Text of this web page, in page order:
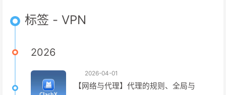
标签 - VPN
2026
2026-04-01
【网络与代理】代理的规则、全局与